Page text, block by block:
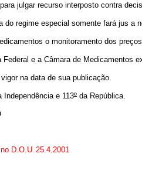
julgar recurso interposto contra
do regime especial somente fará jus a
o monitoramento dos
Federal e a Câmara de Medicamentos
na data de sua publicação.
Independência e 113º da República.
D.O.U 25.4.2001